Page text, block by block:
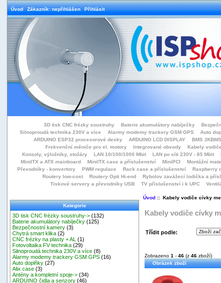
Úvod Zákazník: nepřihlášen Přihlásit
3D tisk CNC frézky soustruhy Baterie akumulátory nabíječky
Silnoproudá technika 230V a více
Alarmy modemy trackery GSM GPS
Auto
ARDUINO ESP32 procesorové desky
ARDUINO LCD DISPLAY
BMS
Frekvenční měniče pro el. motory
Integrované obvody
Kabely
Konzoly, výložníky, stožáry
LAN 10/100/1000 Mbit LAN po síti 230V - 85 Mbit
MiniITX a ATX mainboard
MiniITX case a příslušenství MiniPCI
Montážní
Převodníky - konvertory
PWM regulace Rack case a příslušenství
Raspberry
Routery low-cost
Routery Opti Hi-end
Rybolov zavážecí lodička a přísl
Tiskové servery a převodníky USB
TV příslušenství i k UPC
Kategorie
3D tisk CNC frézky soustruhy-> (132)
Baterie akumulátory nabíječky (125)
Bezpečnostní kamery (3)
Chytrá smart klika (2)
CNC frézky na plasty + AL
(1)
Fotovoltaika FV technika (29)
Silnoproudá technika 230V a více (8)
Alarmy modemy trackery GSM GPS (16)
Auto doplňky (27)
Alix case (3)
Antény a kompletní spoje-> (34)
ARDUINO čidla a senzory (46)
Úvod:: Kabely vodiče cívky
Kabely vodiče cívky
Třídit podle:
Zobrazeno 1 - 46 (z 46 zboží)
Obrázek zboží